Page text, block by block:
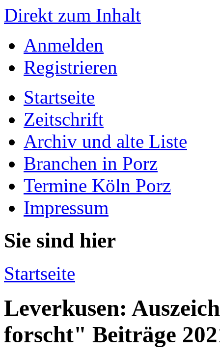
Direkt zum Inhalt
Anmelden
Registrieren
Startseite
Zeitschrift
Archiv und alte Liste
Branchen in Porz
Termine Köln Porz
Impressum
Sie sind hier
Startseite
Leverkusen:
forscht" Beiträge